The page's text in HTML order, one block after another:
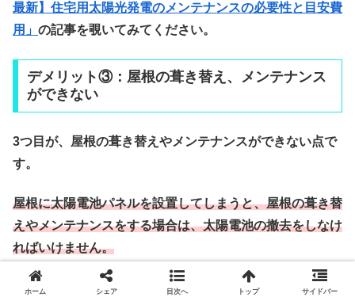
最新】住宅用太陽光発電のメンテナンスの必要性と目安費
用」 の記事を覗いてみてください。
デメリット③：屋根の葺き替え、メンテナンス
ができない
3つ目が、屋根の葺き替えやメンテナンスができない点で
す。
屋根に太陽電池パネルを設置してしまうと、屋根の葺き替
えやメンテナンスをする場合は、太陽電池の撤去をしなけ
ればいけません。
取り外すと、設置費用と同額(約70,000
ホーム シェア 目次へ トップ サイドバー